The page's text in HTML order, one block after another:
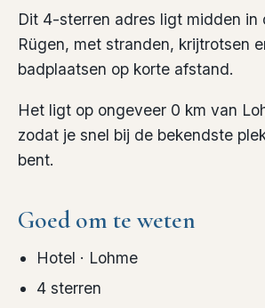
Dit 4-sterren adres ligt midden in
Rügen, met stranden, krijtrotsen
badplaatsen op korte afstand.
Het ligt op ongeveer 0 km van
zodat je snel bij de bekendste
bent.
Goed om te weten
Hotel · Lohme
4 sterren